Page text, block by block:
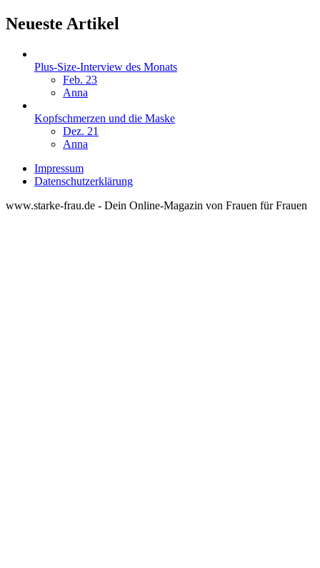
Neueste Artikel
Plus-Size-Interview des Monats
Feb. 23
Anna
Kopfschmerzen und die Maske
Dez. 21
Anna
Impressum
Datenschutzerklärung
www.starke-frau.de - Dein Online-Magazin von Frauen für Frauen